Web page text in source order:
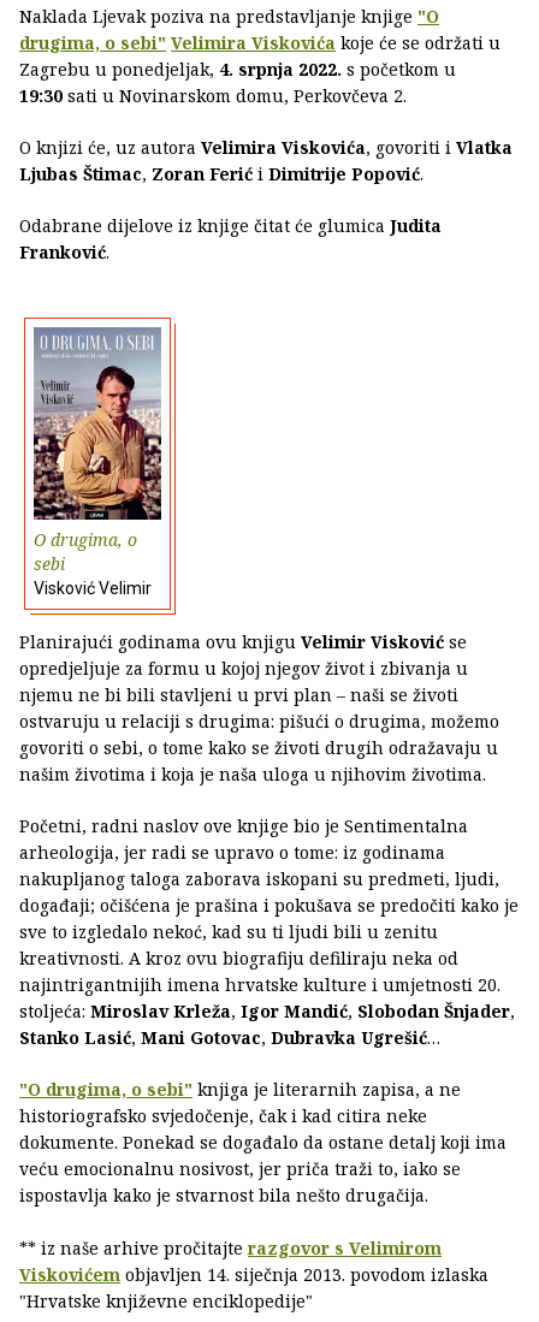
Naklada Ljevak poziva na predstavljanje knjige "O
drugima, o sebi" Velimira Viskovića koje će se održati u
Zagrebu u ponedjeljak, 4. srpnja 2022. s početkom u
19:30 sati u Novinarskom domu, Perkovčeva 2.
O knjizi će, uz autora Velimira Viskovića, govoriti i Vlatka
Ljubas Štimac, Zoran Ferić i Dimitrije Popović.
Odabrane dijelove iz knjige čitat će glumica Judita
Franković.
O drugima, o
sebi
Visković Velimir
Planirajući godinama ovu knjigu Velimir Visković se
opredjeljuje za formu u kojoj njegov život i zbivanja u
njemu ne bi bili stavljeni u prvi plan – naši se životi
ostvaruju u relaciji s drugima: pišući o drugima, možemo
govoriti o sebi, o tome kako se životi drugih odražavaju u
našim životima i koja je naša uloga u njihovim životima.
Početni, radni naslov ove knjige bio je Sentimentalna
arheologija, jer radi se upravo o tome: iz godinama
nakupljanog taloga zaborava iskopani su predmeti, ljudi,
događaji; očišćena je prašina i pokušava se predočiti kako je
sve to izgledalo nekoć, kad su ti ljudi bili u zenitu
kreativnosti. A kroz ovu biografiju defiliraju neka od
najintrigantnijih imena hrvatske kulture i umjetnosti 20.
stoljeća: Miroslav Krleža, Igor Mandić, Slobodan Šnjader,
Stanko Lasić, Mani Gotovac, Dubravka Ugrešić…
"O drugima, o sebi" knjiga je literarnih zapisa, a ne
historiografsko svjedočenje, čak i kad citira neke
dokumente. Ponekad se događalo da ostane detalj koji ima
veću emocionalnu nosivost, jer priča traži to, iako se
ispostavlja kako je stvarnost bila nešto drugačija.
** iz naše arhive pročitajterazgovor s Velimirom
Viskovićem objavljen 14. siječnja 2013. povodom izlaska
"Hrvatske književne enciklopedije"